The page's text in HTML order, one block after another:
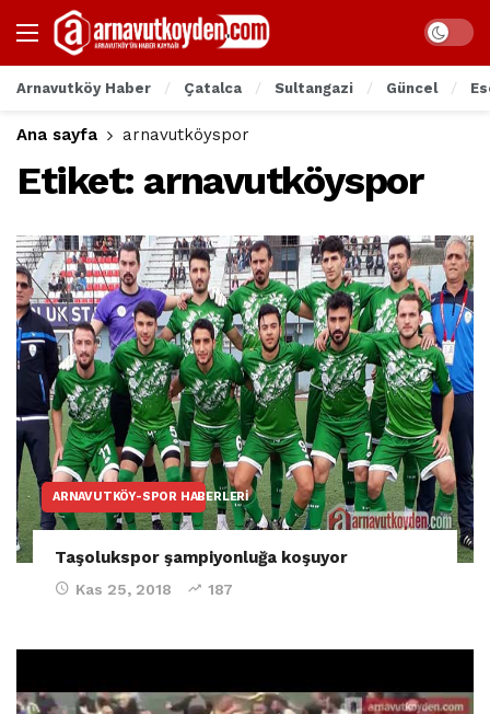
Arnavutköy Haber Çatalca Sultangazi Güncel
Ana sayfa arnavutköyspor
Etiket: arnavutköyspor
ARNAVUTKÖY-SPOR HABERLERI
Taşolukspor şampiyonluğa koşuyor
Kas 25, 2018 187